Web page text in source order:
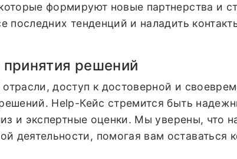
формируют новые партнерства и
последних тенденций и наладить
решений
доступ к достоверной и
Help-Кейс стремится быть
и экспертные оценки. Мы уверены, что
деятельности, помогая вам оставаться